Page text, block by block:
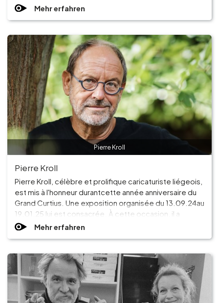
passions sont les voyages, les bons restos, les sorties
coeur et les endroits qui me sont chers à Liège.
Mehr erfahren
Pierre Kroll
Pierre Kroll
Pierre Kroll, célèbre et prolifique caricaturiste liégeois,
est mis à l'honneur durantcette année anniversaire du
Grand Curtius. Une exposition organisée du 13.09.24au
19.01.25 lui est consacrée. À cette occasion, il a
accepté d'être l'ambassadeurde l'édition estivale de
Mehr erfahren